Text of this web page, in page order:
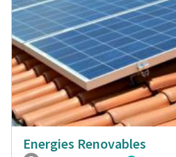
Energies Renovables